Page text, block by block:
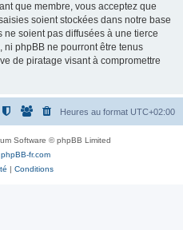
que membre, vous acceptez que
soient stockées dans notre base
soient pas diffusées à une tierce
phpBB ne pourront être tenus
de piratage visant à compromettre
Heures au format UTC+02:00
Software © phpBB Limited
phpBB-fr.com
| Conditions